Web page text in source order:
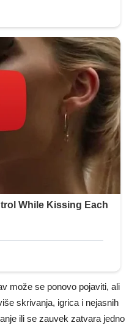
može se ponovo pojaviti, ali
skrivanja, igrica i nejasnih
ili se zauvek zatvara jedno